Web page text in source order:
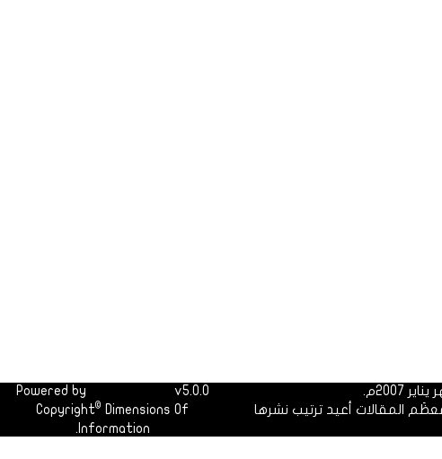
المقالات أعيد ترتيب نشرها
Powered by
v5.0.0
Copyright© Dimensions Of
Information.